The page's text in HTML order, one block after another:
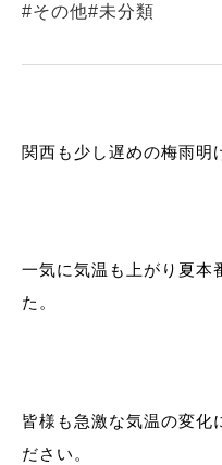
#その他#未分類
関西も少し遅めの梅雨明
一気に気温も上がり夏本
た。
皆様も急激な気温の変化
ださい。